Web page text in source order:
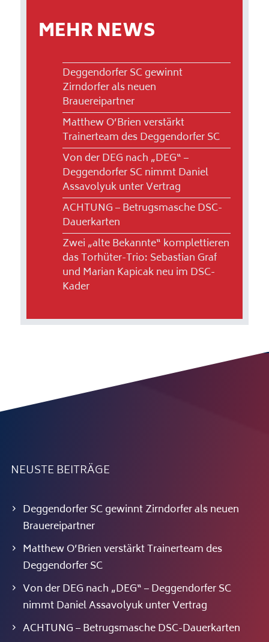
MEHR NEWS
Deggendorfer SC gewinnt
Zirndorfer als neuen
Brauereipartner
Matthew O’Brien verstärkt
Trainerteam des Deggendorfer SC
Von der DEG nach „DEG“ –
Deggendorfer SC nimmt Daniel
Assavolyuk unter Vertrag
ACHTUNG – Betrugsmasche DSC-
Dauerkarten
Zwei „alte Bekannte“ komplettieren
das Torhüter-Trio: Sebastian Graf
und Marian Kapicak neu im DSC-
Kader
NEUSTE BEITRÄGE
Deggendorfer SC gewinnt Zirndorfer als neuen
Brauereipartner
Matthew O’Brien verstärkt Trainerteam des
Deggendorfer SC
Von der DEG nach „DEG“ – Deggendorfer SC
nimmt Daniel Assavolyuk unter Vertrag
ACHTUNG – Betrugsmasche DSC-Dauerkarten